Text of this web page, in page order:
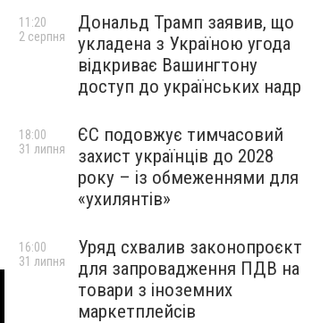
Дональд Трамп заявив, що
укладена з Україною угода
відкриває Вашингтону
доступ до українських надр
11:20
2 серпня
ЄС подовжує тимчасовий
захист українців до 2028
року – із обмеженнями для
«ухилянтів»
18:00
31 липня
Уряд схвалив законопроєкт
для запровадження ПДВ на
товари з іноземних
маркетплейсів
16:00
31 липня